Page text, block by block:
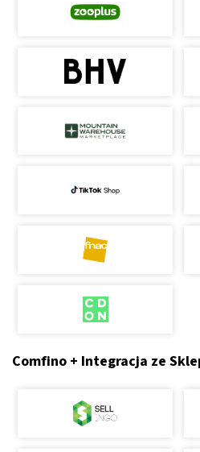
Comfino + Integracja ze